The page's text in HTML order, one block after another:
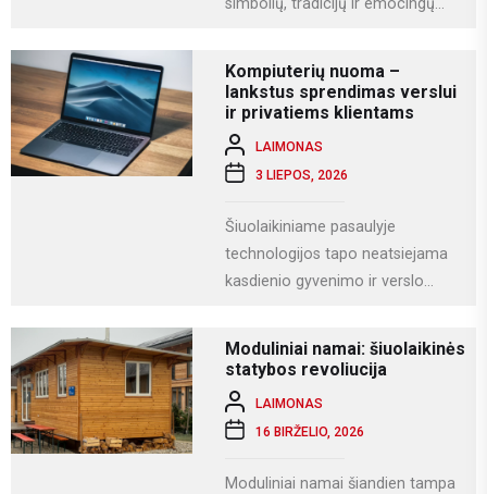
vestuvių...
Kompiuterių nuoma –
lankstus sprendimas verslui
ir privatiems klientams
LAIMONAS
3 LIEPOS, 2026
Šiuolaikiniame pasaulyje
technologijos tapo neatsiejama
kasdienio gyvenimo ir verslo
komunikacijai ir įvairioms
specializuotoms užduotims...
Moduliniai namai: šiuolaikinės
statybos revoliucija
LAIMONAS
16 BIRŽELIO, 2026
Moduliniai namai šiandien tampa